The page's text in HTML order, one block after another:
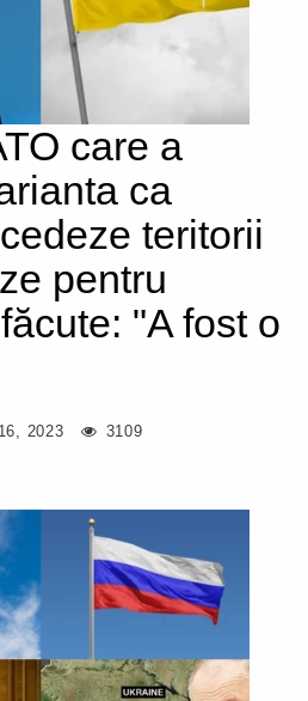
care a
ca
teritorii
pentru
"A fost o
2023 3109